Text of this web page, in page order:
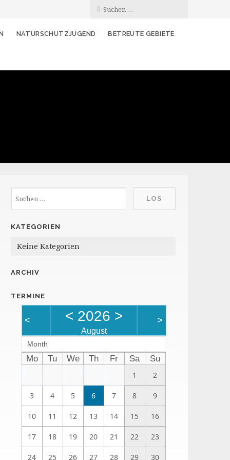
NATURSCHUTZJUGEND BETREUTE GEBIETE
KATEGORIEN
Keine Kategorien
ARCHIV
TERMINE
< < 2026 >
August
>
Month
Mo Tu We Th Fr Sa
Su
1
2
3 4 5 6 7 8 9
10 11 12 13 14 15 16
17 18 19 20 21 22 23
24 25 26 27 28 29 30